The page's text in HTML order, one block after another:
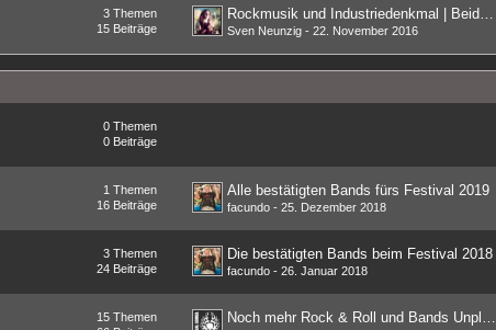
Themen
3
Beiträge
15
Rockmusik und Industriedenkmal | Beides vereint an einem Ort.
Sven Neunzig - 22. November 2016
Themen
0
Beiträge
0
Themen
1
Beiträge
16
Alle bestätigten Bands fürs Festival 2019
facundo - 25. Dezember 2018
Themen
3
Beiträge
24
Die bestätigten Bands beim Festival 2018
facundo - 26. Januar 2018
Themen
15
Noch mehr Rock & Roll und Bands Unplugged in den Umbau Phasen